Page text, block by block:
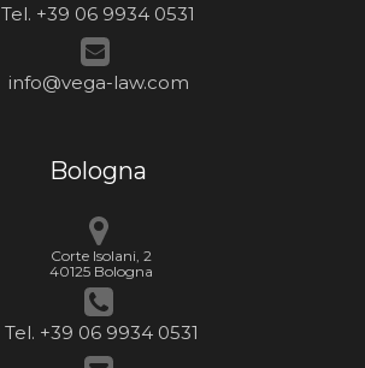
Tel. +39 06 9934 0531
info@vega-law.com
Bologna
Corte Isolani, 2
40125 Bologna
Tel. +39 06 9934 0531